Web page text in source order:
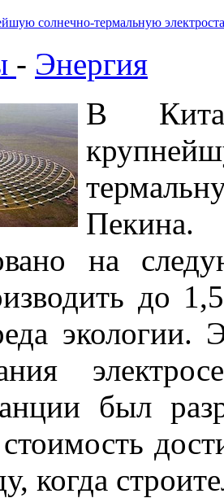
солнечно-термальную
- Энергия
В
на
до
экологии.
был
когда